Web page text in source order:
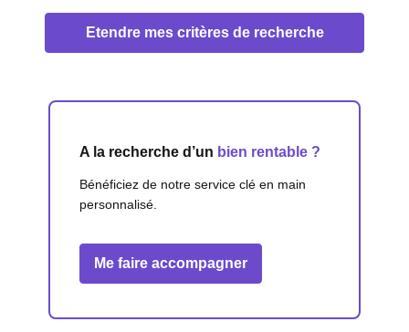
Etendre mes critères de recherche
A la recherche d’un bien rentable ?
Bénéficiez de notre service clé en main
personnalisé.
Me faire accompagner